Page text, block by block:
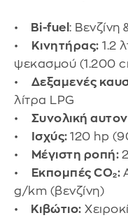
• Bi-fuel : Βενζίνη
•
Κινητήρας: 1.2
ψεκασμού (1.200
• Δεξαμενές
λίτρα LPG
• Συνολική
•
Ισχύς: 120 hp
•
Μέγιστη ροπή:
•
Εκπομπές CO₂:
g/km (βενζίνη)
•
Κιβώτιο: